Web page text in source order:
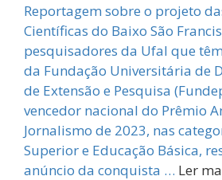
Reportagem sobre o projeto
Científicas do Baixo São
pesquisadores da Ufal que
da Fundação Universitária de
de Extensão e Pesquisa
vencedor nacional do Prêmio
Jornalismo de 2023, nas
Superior e Educação Básica,
anúncio da conquista … Ler